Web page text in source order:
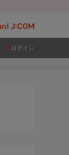
ログイン